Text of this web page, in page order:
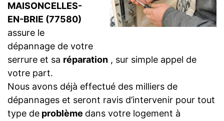
MAISONCELLES-
EN-BRIE (77580)
assure le
dépannage de votre
serrure et sa réparation , sur simple appel de
votre part.
Nous avons déjà effectué des milliers de
dépannages et seront ravis d’intervenir pour tout
type de problème dans votre logement à